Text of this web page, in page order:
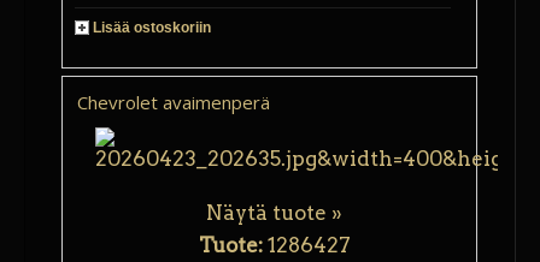
Lisää ostoskoriin
Chevrolet avaimenperä
Näytä tuote »
Tuote: 1286427